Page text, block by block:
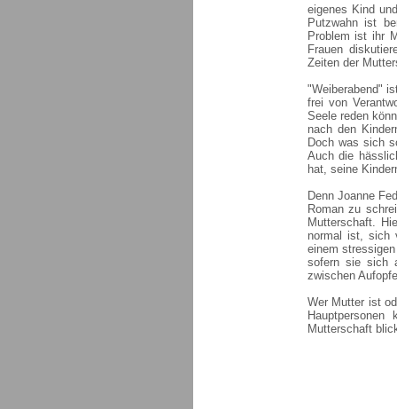
eigenes Kind
Putzwahn ist
Problem ist ihr
Frauen
Zeiten der
"Weiberabend"
frei von
Seele reden
nach den
Doch was sich
Auch die
hat, seine
Denn Joanne
Roman zu
Mutterschaft.
normal ist, sich
einem
sofern sie sich
zwischen
Wer Mutter ist
Mutterschaft